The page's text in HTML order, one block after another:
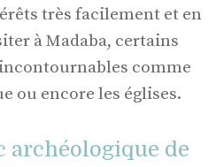
très facilement et en
à Madaba, certains
comme
ou encore les églises.
archéologique de